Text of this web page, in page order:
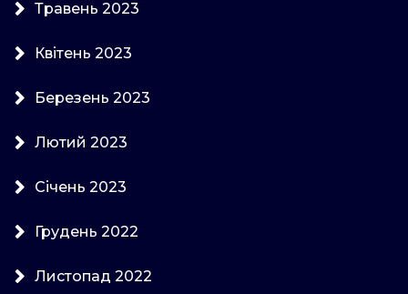
Травень 2023
Квітень 2023
Березень 2023
Лютий 2023
Січень 2023
Грудень 2022
Листопад 2022